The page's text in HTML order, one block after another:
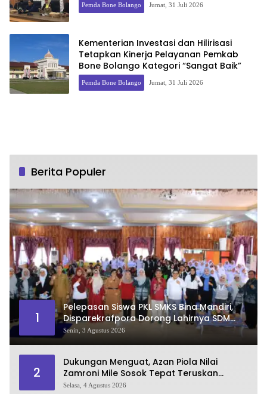
Pemda Bone Bolango Jumat, 31 Juli 2026
Kementerian Investasi dan Hilirisasi
Tetapkan Kinerja Pelayanan Pemkab
Bone Bolango Kategori “Sangat Baik”
Pemda Bone Bolango Jumat, 31 Juli 2026
Berita Populer
1
Pelepasan Siswa PKL SMKS Bina Mandiri,
Disparekrafpora Dorong Lahirnya SDM
Pariwisata Unggul
Senin, 3 Agustus 2026
2
Dukungan Menguat, Azan Piola Nilai
Zamroni Mile Sosok Tepat Teruskan
Pembangunan Bone Bolango
Selasa, 4 Agustus 2026